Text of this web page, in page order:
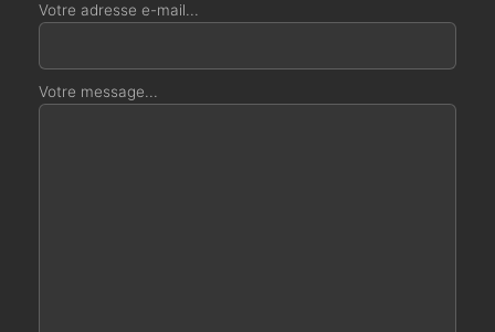
Votre adresse e-mail...
Votre message...